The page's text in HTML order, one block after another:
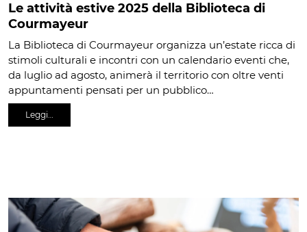
Le attività estive 2025 della Biblioteca di
Courmayeur
La Biblioteca di Courmayeur organizza un’estate ricca di
stimoli culturali e incontri con un calendario eventi che,
da luglio ad agosto, animerà il territorio con oltre venti
appuntamenti pensati per un pubblico…
Leggi…